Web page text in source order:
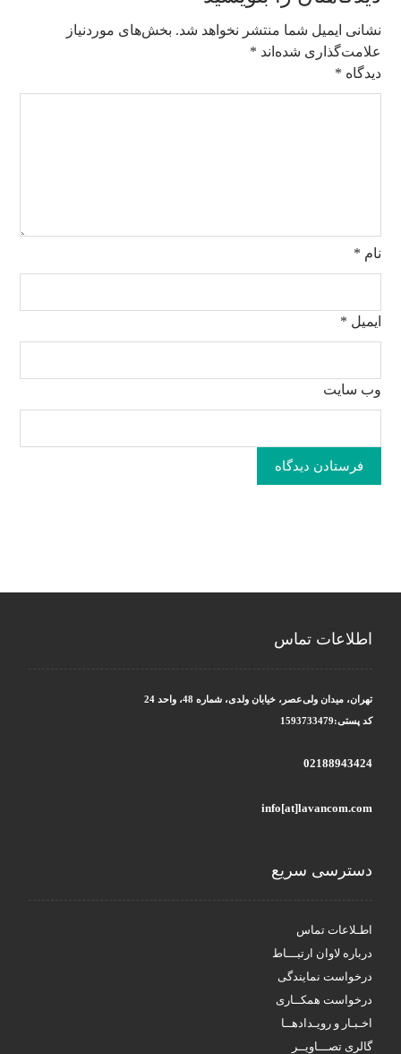
نشانی ایمیل شما منتشر نخواهد شد. بخش‌های موردنیاز
علامت‌گذاری شده‌اند *
دیدگاه *
نام *
ایمیل *
وب‌ سایت
فرستادن دیدگاه
اطلاعات تماس
تهران، میدان ولی‌عصر، خیابان ولدی، شماره 48، واحد 24
کد پستی:1593733479
02188943424
info[at]lavancom.com
دسترسی سریع
اطـلاعات تماس
درباره لاوان ارتبـــاط
درخواست نمایندگی
درخواست همکــاری
اخـبـار و رویـدادهــا
گالری تصـــاویــر